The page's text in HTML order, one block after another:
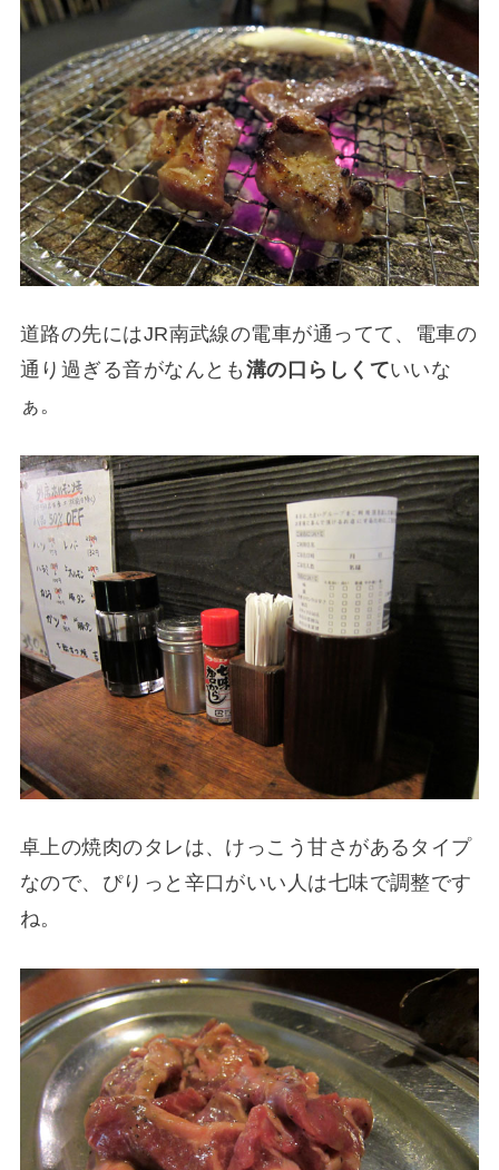
道路の先にはJR南武線の電車が通ってて、電車の
通り過ぎる音がなんとも 溝の口らしくていいな
ぁ。
卓上の焼肉のタレは、けっこう甘さがあるタイプ
なので、ぴりっと辛口がいい人は七味で調整です
ね。